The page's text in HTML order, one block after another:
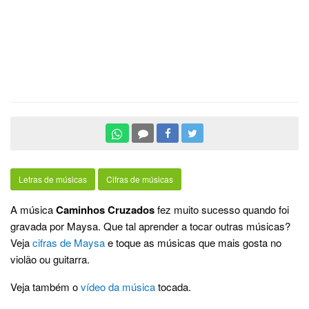
Letras de músicas Cifras de músicas
A músicaCaminhos Cruzadosfez muito sucesso quando foi
gravada por Maysa. Que tal aprender a tocar outras músicas?
Vejacifras de Maysae toque as músicas que mais gosta no
violão ou guitarra.
Veja também ovídeo da músicatocada.